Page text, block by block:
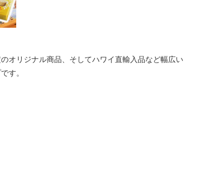
オリジナル商品、そしてハワイ直輸入品など幅広い
す。